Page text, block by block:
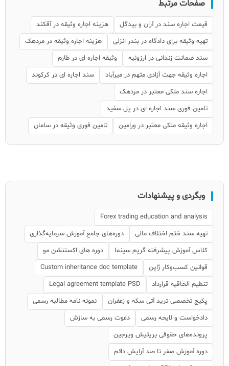
صفحات مرتبط
قیمت اجاره سند در آران و بیدگل
هزینه اجاره وثیقه در آقکند
تهیه وثیقه برای دادگاه در بندر انزلی
هزینه اجاره وثیقه در مردهک
سند ضمانت زندانی در ارزوئیه
وثیقه اجاره ای در طارم
اجاره وثیقه جهت آزادی متهم در میرآباد
سند اجاره ای در کرکوند
اجاره سند ملکی معتبر در مردهک
تامین فوری سند اجاره ای در پل سفید
اجاره وثیقه ملکی معتبر در ورامین
تامین فوری وثیقه در سامان
وبگردی و پیشنهادات
Forex trading education and analysis
تهیه سند ختم اختلاف مالی
دوره‌های جامع آموزش سرمایه‌گذاری
کلاس آموزش پیشرفته گریم سینما
دوره های اکستنشن مو
قوانین کسب‌وکار ژاپن
Custom inheritance doc template
تنظیم الحاقیه قرارداد
Legal agreement template PSD
پکیج تخصصی ترید آتی سکه و زعفران
نمونه نامه مطالبه رسمی
دادخواست و لایحه رسمی
دعوت رسمی به سازش
پرونده‌های حقوقی بریتیش ویرجین
دوره آموزش صفر تا صد آرایش دائم